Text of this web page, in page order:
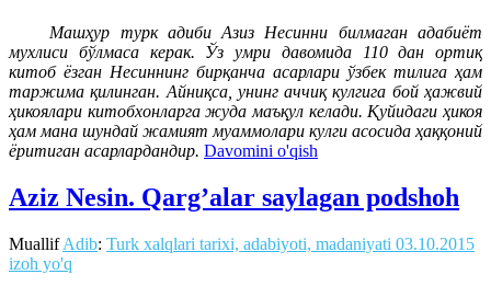
Машҳур турк адиби Азиз Несинни билмаган адабиёт
мухлиси бўлмаса керак. Ўз умри давомида 110 дан ортиқ
китоб ёзган Несиннинг бирқанча асарлари ўзбек тилига ҳам
таржима қилинган. Айниқса, унинг аччиқ кулгига бой ҳажвий
ҳикоялари китобхонларга жуда маъқул келади. Қуйидаги ҳикоя
ҳам мана шундай жамият муаммолари кулги асосида ҳаққоний
ёритиган асарлардандир. Davomini o'qish
Aziz Nesin. Qarg’alar saylagan podshoh
MuallifAdib: Turk xalqlari tarixi, adabiyoti, madaniyati 03.10.2015
izoh yo'q